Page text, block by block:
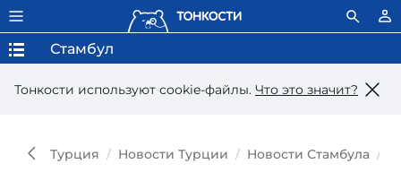
Тонкости используют сookie-файлы. Что это значит?
Стамбул
Турция Новости Турции Новости Стамбула